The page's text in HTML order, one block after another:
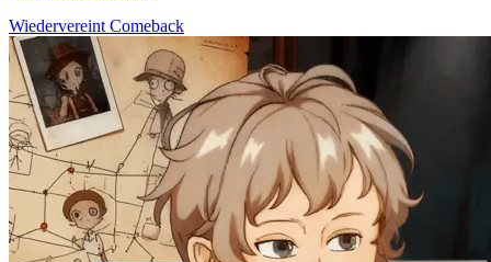
Wiedervereint Comeback